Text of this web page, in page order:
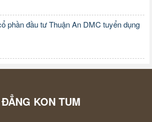
phần đầu tư Thuận An DMC tuyển dụng
KON TUM